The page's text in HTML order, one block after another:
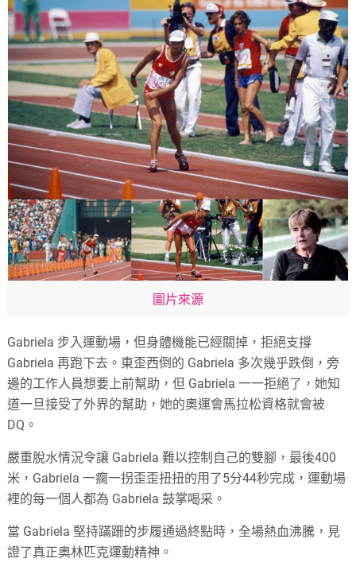
圖片來源
Gabriela 步入運動場，但身體機能已經關掉，拒絕支撐
Gabriela 再跑下去。東歪西倒的 Gabriela 多次幾乎跌倒，旁
邊的工作人員想要上前幫助，但 Gabriela 一一拒絕了，她知
道一旦接受了外界的幫助，她的奧運會馬拉松資格就會被
DQ。
嚴重脫水情況令讓 Gabriela 難以控制自己的雙腳，最後400
米，Gabriela 一瘸一拐歪歪扭扭的用了5分44秒完成，運動場
裡的每一個人都為 Gabriela 鼓掌喝采。
當 Gabriela 堅持蹣跚的步履通過終點時，全場熱血沸騰，見
證了真正奧林匹克運動精神。